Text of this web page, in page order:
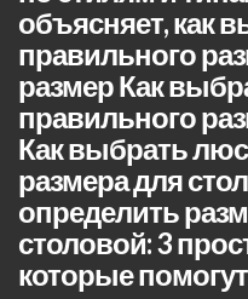
объясняет, как
правильного
размер Как
правильного
Как выбрать
размера для
определить
столовой: 3
которые